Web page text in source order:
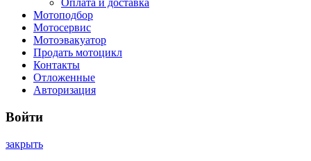
Оплата и доставка
Мотоподбор
Мотосервис
Мотоэвакуатор
Продать мотоцикл
Контакты
Отложенные
Авторизация
Войти
закрыть